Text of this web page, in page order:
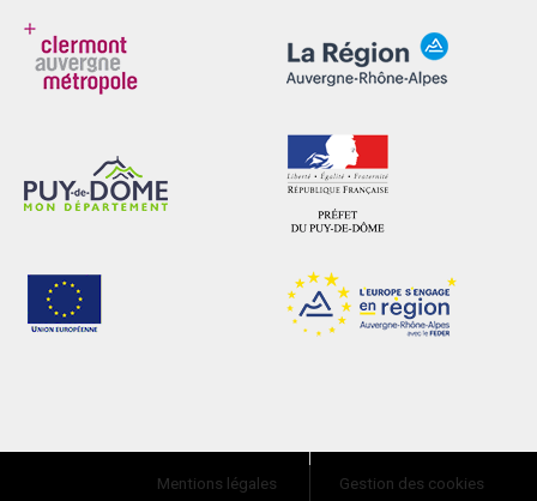
Mentions légales Gestion des cookies